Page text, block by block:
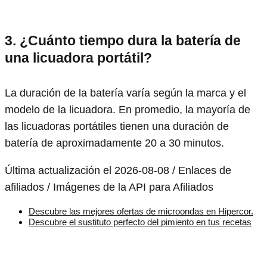
3. ¿Cuánto tiempo dura la batería de
una licuadora portátil?
La duración de la batería varía según la marca y el
modelo de la licuadora. En promedio, la mayoría de
las licuadoras portátiles tienen una duración de
batería de aproximadamente 20 a 30 minutos.
Última actualización el 2026-08-08 / Enlaces de
afiliados / Imágenes de la API para Afiliados
Descubre las mejores ofertas de microondas en Hipercor.
Descubre el sustituto perfecto del pimiento en tus recetas